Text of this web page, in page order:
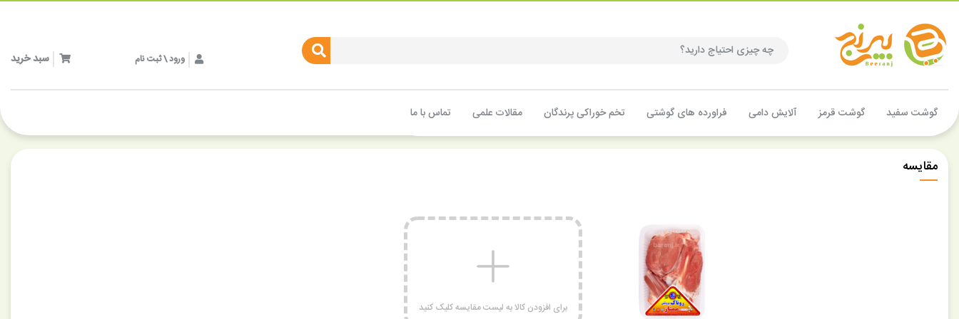
ورود \ ثبت نام سبد خرید
گوشت سفید گوشت قرمز آلایش دامی فراورده های گوشتی تخم خوراکی پرندگان مقالات علمی تماس با ما
مقایسه
برای افزودن کالا به لیست مقایسه کلیک کنید